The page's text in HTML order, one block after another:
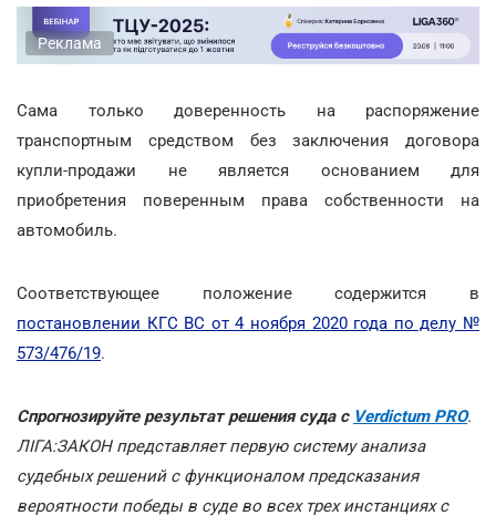
Реклама
Сама только доверенность на распоряжение
транспортным средством без заключения договора
купли-продажи не является основанием для
приобретения поверенным права собственности на
автомобиль.
Соответствующее положение содержится в
постановлении КГС ВС от 4 ноября 2020 года по делу №
573/476/19.
Спрогнозируйте результат решения суда с Verdictum PRO.
ЛІГА:ЗАКОН представляет первую систему анализа
судебных решений с функционалом предсказания
вероятности победы в суде во всех трех инстанциях с